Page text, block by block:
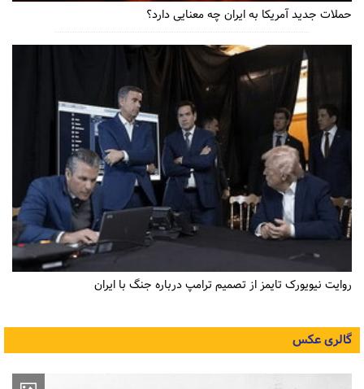
حملات جدید آمریکا به ایران چه معنایی دارد؟
روایت نیویورک تایمز از تصمیم ترامپ درباره جنگ با ایران
گالری عکس